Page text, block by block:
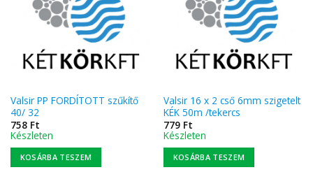
Valsir PP FORDÍTOTT szűkítő
40/ 32
758 Ft
Készleten
KOSÁRBA TESZEM
Valsir 16 x 2 cső 6mm szigetelt
KÉK 50m /tekercs
779 Ft
Készleten
KOSÁRBA TESZEM